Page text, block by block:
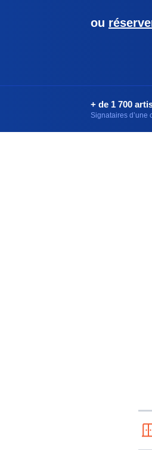
ou
+ de 1 700
Signataires d’une